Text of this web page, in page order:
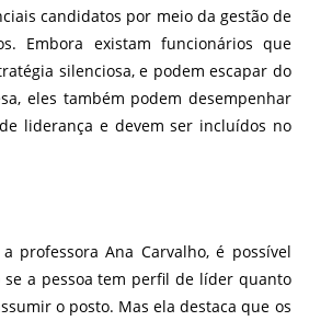
candidatos por meio da gestão de
Embora existam funcionários que
silenciosa, e podem escapar do
eles também podem desempenhar
liderança e devem ser incluídos no
professora Ana Carvalho, é possível
a pessoa tem perfil de líder quanto
o posto. Mas ela destaca que os